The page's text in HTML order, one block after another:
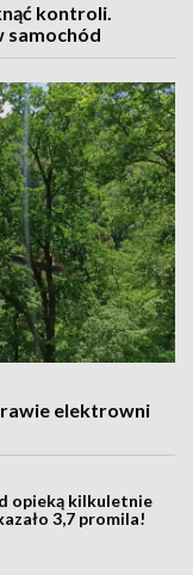
kontroli.
samochód
elektrowni
opieką kilkuletnie
3,7 promila!